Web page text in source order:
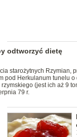
odtworzyć dietę
starożytnych Rzymian,
pod Herkulanum tunelu o
(jest ich aż 9
79 r.